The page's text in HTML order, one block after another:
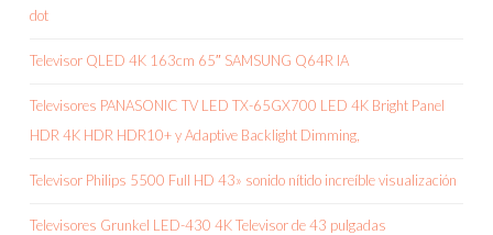
dot
Televisor QLED 4K 163cm 65″ SAMSUNG Q64R IA
Televisores PANASONIC TV LED TX-65GX700 LED 4K Bright Panel
HDR 4K HDR HDR10+ y Adaptive Backlight Dimming,
Televisor Philips 5500 Full HD 43» sonido nítido increíble visualización
Televisores Grunkel LED-430 4K Televisor de 43 pulgadas